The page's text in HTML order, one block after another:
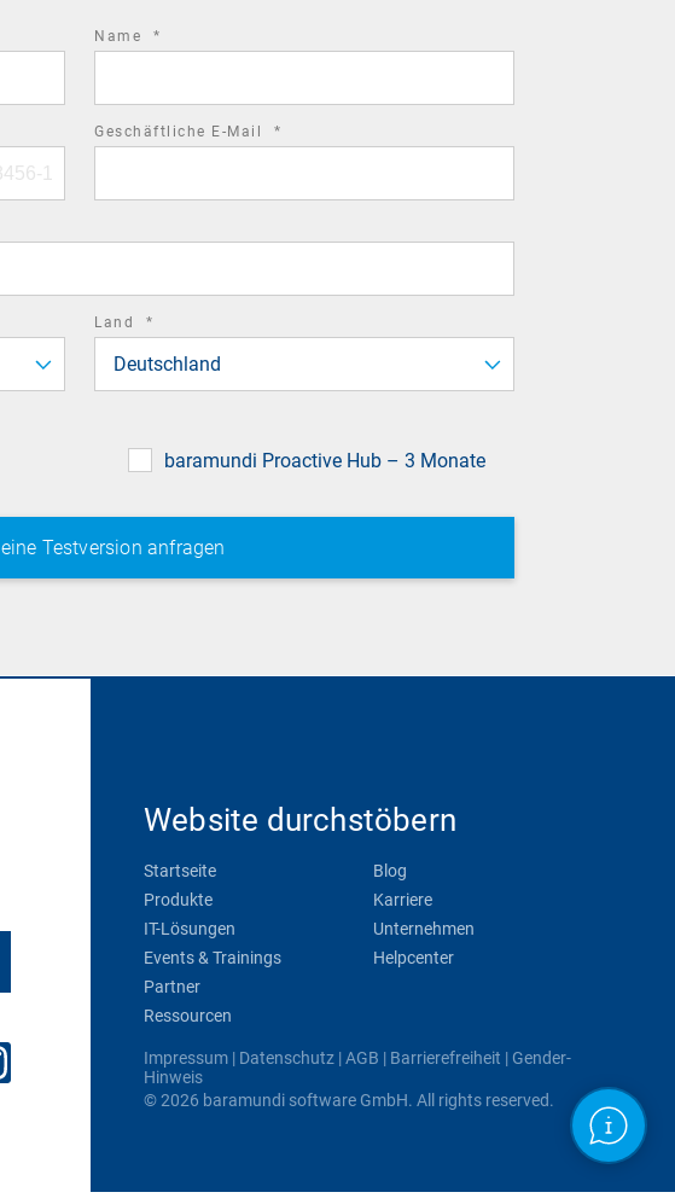
Name *
Geschäftliche E-Mail *
Land *
Deutschland
baramundi Proactive Hub – 3 Monate
Website durchstöbern
Startseite
Produkte
IT-Lösungen
Events & Trainings
Partner
Ressourcen
Blog
Karriere
Unternehmen
Helpcenter
Impressum| Datenschutz|AGB | Barrierefreiheit | Gender-
Hinweis
© 2026 baramundi software GmbH. All rights reserved.